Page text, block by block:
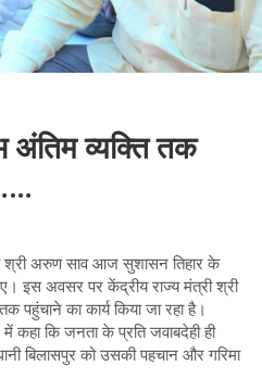
अंतिम व्यक्ति तक
श्री अरुण साव आज सुशासन तिहार के
इस अवसर पर केंद्रीय राज्य मंत्री श्री
का कार्य किया जा रहा है।
कहा कि जनता के प्रति जवाबदेही ही
बिलासपुर को उसकी पहचान और गरिमा